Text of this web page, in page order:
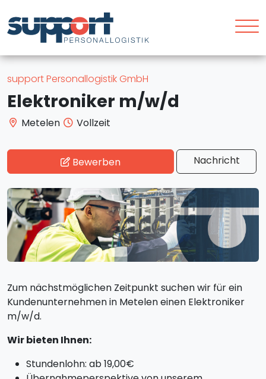
support Personallogistik GmbH
Elektroniker m/w/d
Metelen Vollzeit
Bewerben Nachricht
Zum nächstmöglichen Zeitpunkt suchen wir für ein
Kundenunternehmen in Metelen einen Elektroniker
m/w/d.
Wir bieten Ihnen:
Stundenlohn: ab 19,00€